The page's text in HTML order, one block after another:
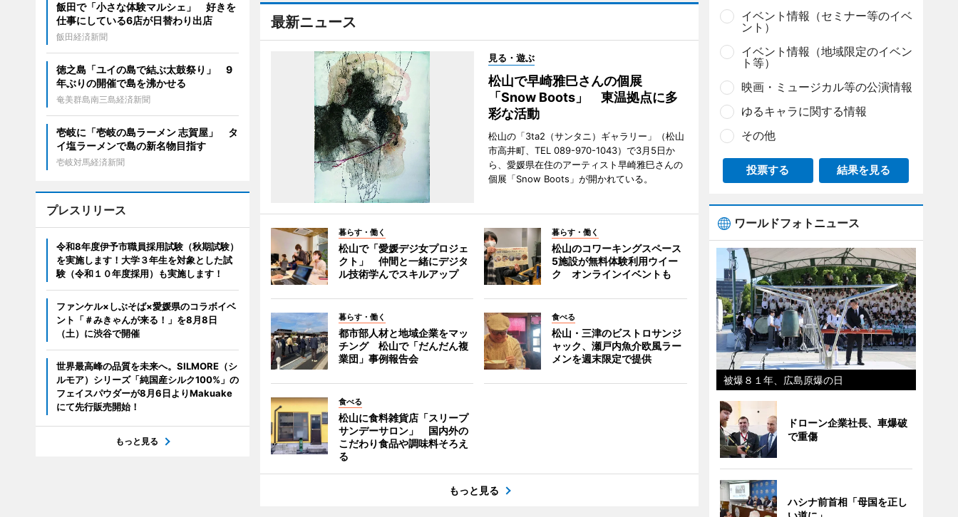
最新ニュース
見る・遊ぶ
松山で早崎雅巳さんの個展
「Snow Boots」 東温拠点に多
彩な活動
松山の「3ta2（サンタニ）ギャラリー」（松山
市高井町、TEL 089-970-1043）で3月5日か
ら、愛媛県在住のアーティスト早崎雅巳さんの
個展「Snow Boots」が開かれている。
暮らす・働く
松山で「愛媛デジ女プロジェ
クト」 仲間と一緒にデジタ
ル技術学んでスキルアップ
暮らす・働く
松山のコワーキングスペース
5施設が無料体験利用ウイー
ク オンラインイベントも
暮らす・働く
都市部人材と地域企業をマッ
チング 松山で「だんだん複
業団」事例報告会
食べる
松山・三津のビストロサンジ
ャック、瀬戸内魚介欧風ラー
メンを週末限定で提供
食べる
松山に食料雑貨店「スリープ
サンデーサロン」 国内外の
こだわり食品や調味料そろえ
る
もっと見る
飯田で「小さな体験マルシェ」 好きを
仕事にしている6店が日替わり出店
飯田経済新聞
徳之島「ユイの島で結ぶ太鼓祭り」 9
年ぶりの開催で島を沸かせる
奄美群島南三島経済新聞
壱岐に「壱岐の島ラーメン 志賀屋」 タ
イ塩ラーメンで島の新名物目指す
壱岐対馬経済新聞
プレスリリース
令和8年度伊予市職員採用試験（秋期試験）
を実施します！大学３年生を対象とした試
験（令和１０年度採用）も実施します！
ファンケル×しぶそば×愛媛県のコラボイベ
ント「＃みきゃんが来る！」を8月8日
（土）に渋谷で開催
世界最高峰の品質を未来へ。SILMORE（シ
ルモア）シリーズ「純国産シルク100%」の
フェイスパウダーが8月6日よりMakuake
にて先行販売開始！
もっと見る
イベント情報（セミナー等のイベ
ント）
イベント情報（地域限定のイベン
ト等）
映画・ミュージカル等の公演情報
ゆるキャラに関する情報
その他
投票する 結果を見る
ワールドフォトニュース
被爆８１年、広島原爆の日
ドローン企業社長、車爆破
で重傷
ハシナ前首相「母国を正し